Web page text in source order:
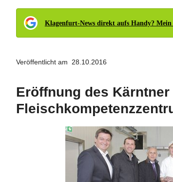
Klagenfurt-News direkt aufs Handy?
Veröffentlicht am 28.10.2016
Eröffnung des Kärntner